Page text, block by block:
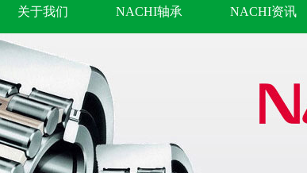
关于我们 NACHI轴承 NACHI资讯